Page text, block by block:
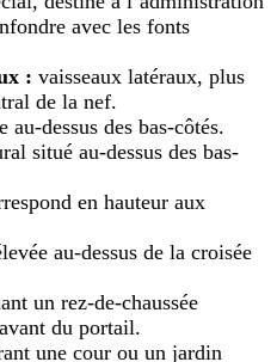
avec les fonts
: vaisseaux latéraux, plus
de la nef.
au-dessus des bas-côtés.
situé au-dessus des bas-
en hauteur aux
au-dessus de la croisée
un rez-de-chaussée
du portail.
une cour ou un jardin